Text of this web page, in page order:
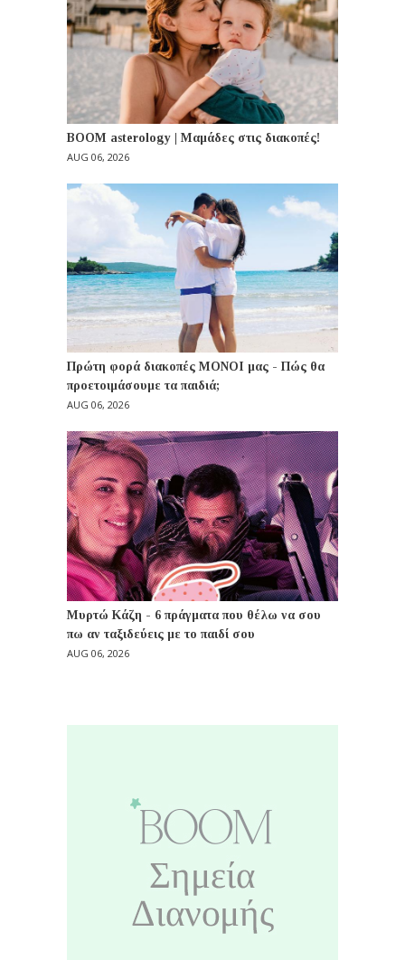
BOOM asterology | Μαμάδες στις διακοπές!
AUG 06, 2026
Πρώτη φορά διακοπές ΜΟΝΟΙ μας - Πώς θα
προετοιμάσουμε τα παιδιά;
AUG 06, 2026
Μυρτώ Κάζη - 6 πράγματα που θέλω να σου
πω αν ταξιδεύεις με το παιδί σου
AUG 06, 2026